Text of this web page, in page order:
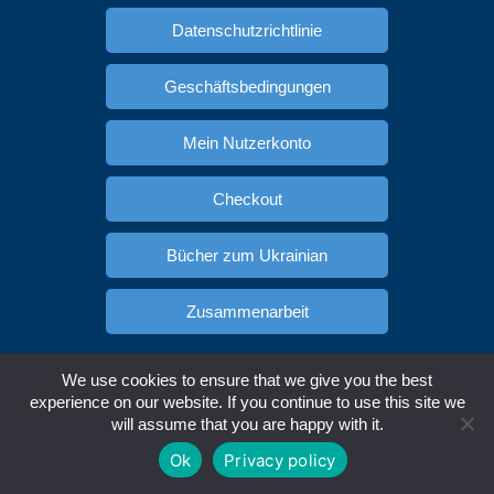
Datenschutzrichtlinie
Geschäftsbedingungen
Mein Nutzerkonto
Checkout
Bücher zum Ukrainian
Zusammenarbeit
Copyright © Ukracademia.com. All rights reserved.
Deutsch Spanisch
We use cookies to ensure that we give you the best
experience on our website. If you continue to use this site we
will assume that you are happy with it.
Ok Privacy policy